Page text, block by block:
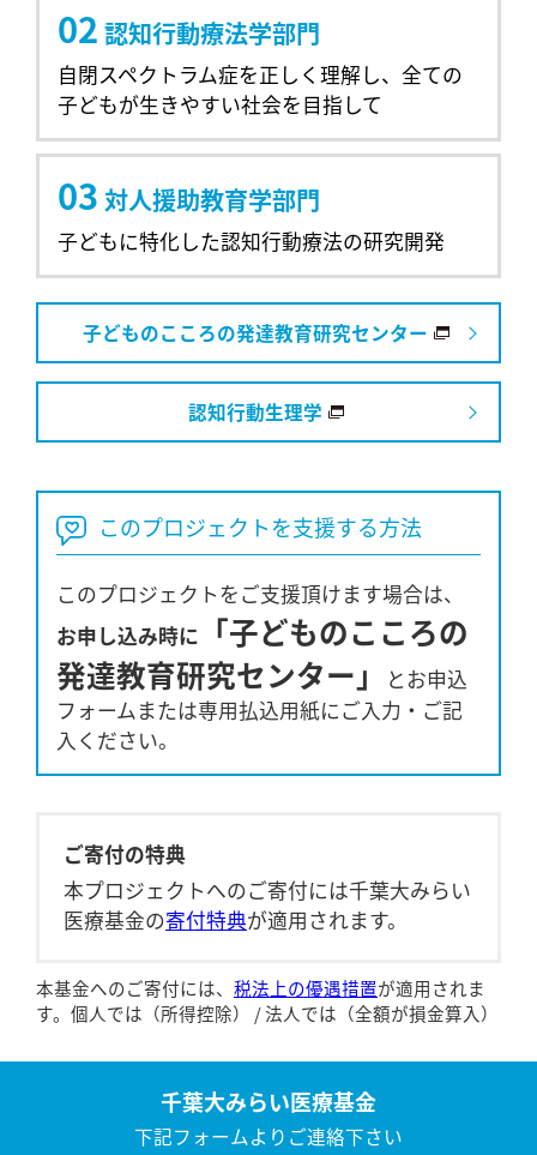
02 認知行動療法学部門
自閉スペクトラム症を正しく理解し、全ての
子どもが生きやすい社会を目指して
03 対人援助教育学部門
子どもに特化した認知行動療法の研究開発
子どものこころの発達教育研究センター
認知行動生理学
このプロジェクトを支援する方法
このプロジェクトをご支援頂けます場合は、
お申し込み時に
「子どものこころの
発達教育研究センター」
とお申込
フォームまたは専用払込用紙にご入力・ご記
入ください。
ご寄付の特典
本プロジェクトへのご寄付には千葉大みらい
医療基金の寄付特典が適用されます。
本基金へのご寄付には、 税法上の優遇措置が適用されま
す。個人では（所得控除） / 法人では（全額が損金算入）
千葉大みらい医療基金
下記フォームよりご連絡下さい